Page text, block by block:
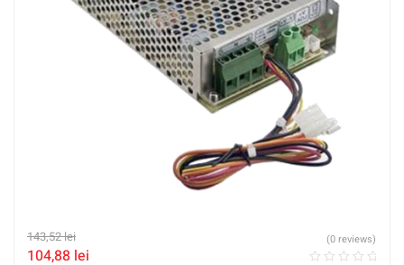
143,52lei
104,88 lei
(0 reviews)